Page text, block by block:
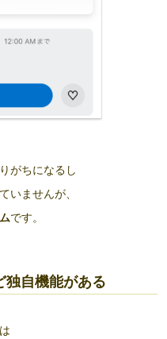
がちになるし
いませんが、
です。
独自機能がある